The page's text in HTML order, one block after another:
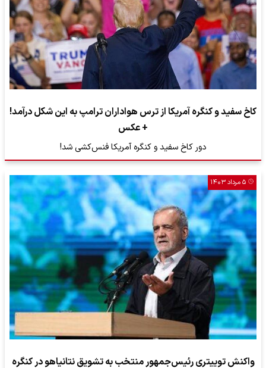
کاخ سفید و کنگره آمریکا از ترس هواداران ترامپ به این شکل درآمد!
+ عکس
دور کاخ سفید و کنگره آمریکا فنس‌کشی شد!
۵ مرداد ۱۴۰۳
واکنش توییتری رئیس‌جمهور منتخب به تشویق نتانیاهو در کنگره